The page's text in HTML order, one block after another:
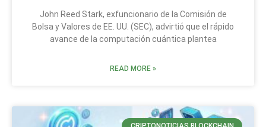
John Reed Stark, exfuncionario de la Comisión de
Bolsa y Valores de EE. UU. (SEC), advirtió que el rápido
avance de la computación cuántica plantea
READ MORE »